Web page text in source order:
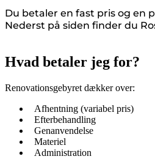
Du betaler en fast pris og en
Nederst på siden finder du
Hvad betaler jeg for?
Renovationsgebyret dækker over:
Afhentning (variabel pris)
Efterbehandling
Genanvendelse
Materiel
Administration